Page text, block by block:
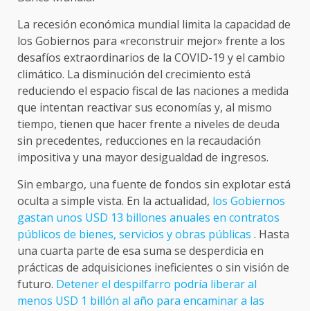
La recesión económica mundial limita la capacidad de
los Gobiernos para «reconstruir mejor» frente a los
desafíos extraordinarios de la COVID-19 y el cambio
climático. La disminución del crecimiento está
reduciendo el espacio fiscal de las naciones a medida
que intentan reactivar sus economías y, al mismo
tiempo, tienen que hacer frente a niveles de deuda
sin precedentes, reducciones en la recaudación
impositiva y una mayor desigualdad de ingresos.
Sin embargo, una fuente de fondos sin explotar está
oculta a simple vista. En la actualidad, los Gobiernos
gastan unos USD 13 billones anuales en contratos
públicos de bienes, servicios y obras públicas . Hasta
una cuarta parte de esa suma se desperdicia en
prácticas de adquisiciones ineficientes o sin visión de
futuro. Detener el despilfarro podría liberar al
menos USD 1 billón al año para encaminar a las